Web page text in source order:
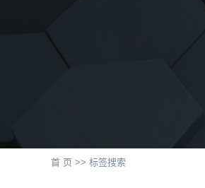
首 页 >> 标签搜索